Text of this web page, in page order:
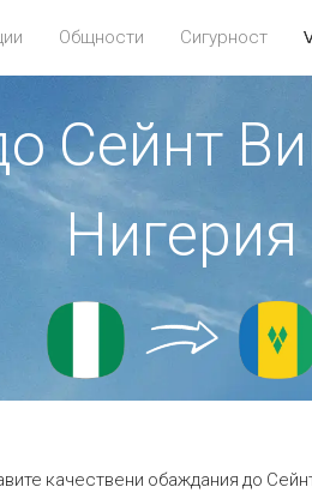
Общности Сигурност
Сейнт
Нигерия
качествени обаждания до